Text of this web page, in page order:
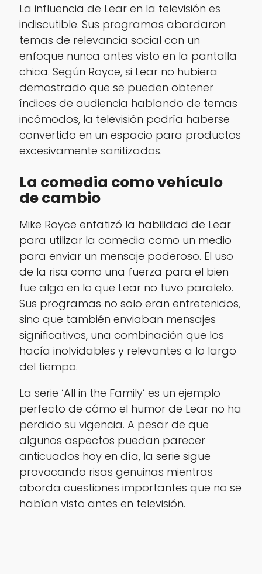
La influencia de Lear en la televisión es
indiscutible. Sus programas abordaron
temas de relevancia social con un
enfoque nunca antes visto en la pantalla
chica. Según Royce, si Lear no hubiera
demostrado que se pueden obtener
índices de audiencia hablando de temas
incómodos, la televisión podría haberse
convertido en un espacio para productos
excesivamente sanitizados.
La comedia como vehículo
de cambio
Mike Royce enfatizó la habilidad de Lear
para utilizar la comedia como un medio
para enviar un mensaje poderoso. El uso
de la risa como una fuerza para el bien
fue algo en lo que Lear no tuvo paralelo.
Sus programas no solo eran entretenidos,
sino que también enviaban mensajes
significativos, una combinación que los
hacía inolvidables y relevantes a lo largo
del tiempo.
La serie ‘All in the Family’ es un ejemplo
perfecto de cómo el humor de Lear no ha
perdido su vigencia. A pesar de que
algunos aspectos puedan parecer
anticuados hoy en día, la serie sigue
provocando risas genuinas mientras
aborda cuestiones importantes que no se
habían visto antes en televisión.